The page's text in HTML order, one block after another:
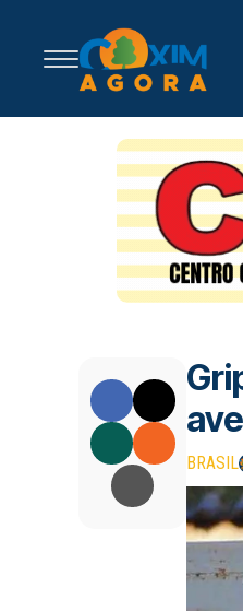
BRASIL